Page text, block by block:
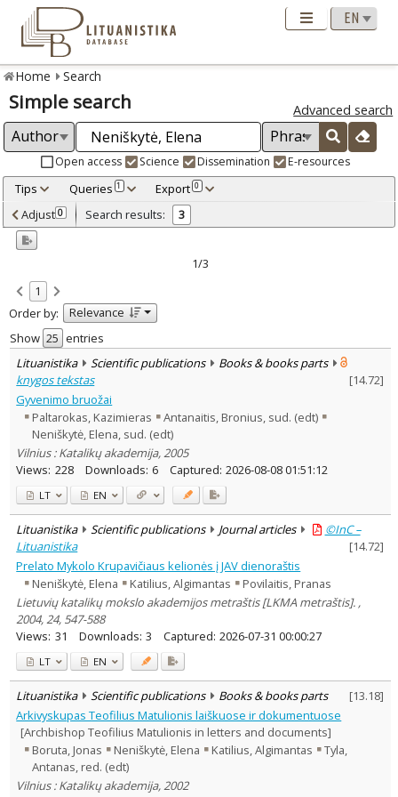
Home Search
Simple search Advanced search
Open access Science Dissemination E-resources
Tips Queries 1 Export 0
Adjusted by criteria 0
Year
Refine
Open access
Scientific publications 3
Document Type:
Books & books parts 2
Journal articles 1
Subject area:
History 2
Theology 3
Text language
Country of publication
Historical periods
Subject
Journal
Adjust 0 Search results: 3
1/3
1
Order by:
Relevance
Show
entries
Lituanistika
Scientific publications
Books & books parts
knygos tekstas
[14.72]
Gyvenimo bruožai
Paltarokas, Kazimieras
Antanaitis, Bronius, sud. (edt)
Neniškytė, Elena, sud. (edt)
Vilnius : Katalikų akademija, 2005
Views: 228 Downloads: 6 Captured: 2026-08-08 01:51:12
LT EN
Lituanistika Scientific publications Journal articles
©InC –
Lituanistika
[14.72]
Prelato Mykolo Krupavičiaus kelionės į JAV dienoraštis
Neniškytė, Elena
Katilius, Algimantas
Povilaitis, Pranas
Lietuvių katalikų mokslo akademijos metraštis [LKMA metraštis]. ,
2004, 24, 547-588
Views: 31 Downloads: 3 Captured: 2026-07-31 00:00:27
LT EN
Lituanistika Scientific publications Books & books parts [13.18]
Arkivyskupas Teofilius Matulionis laiškuose ir dokumentuose
[Archbishop Teofilius Matulionis in letters and documents]
Boruta, Jonas
Neniškytė, Elena Katilius, Algimantas
Tyla,
Antanas, red. (edt)
Vilnius : Katalikų akademija, 2002